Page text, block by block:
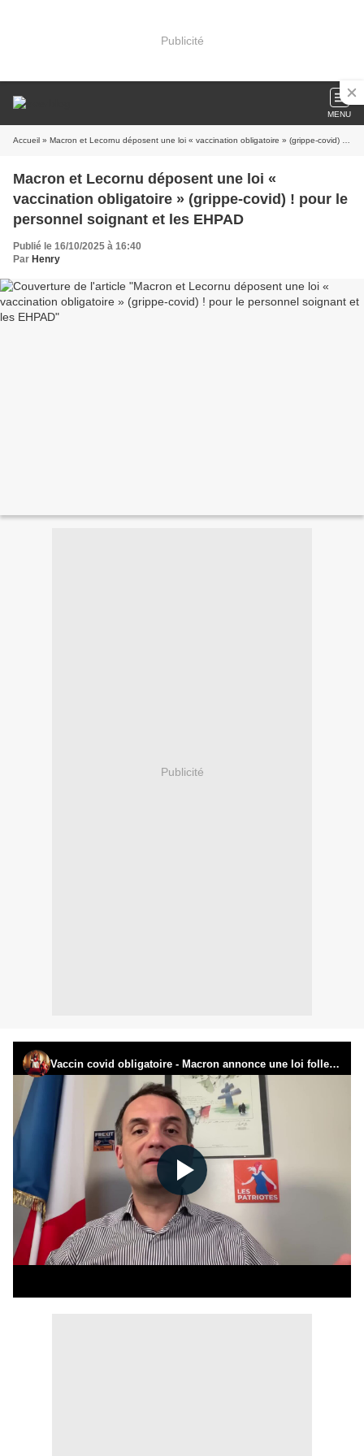
Publicité
MENU
Accueil » Macron et Lecornu déposent une loi « vaccination obligatoire » (grippe-covid) ! pour le personnel soignant et les EHPAD
Macron et Lecornu déposent une loi «
vaccination obligatoire » (grippe-covid) ! pour le
personnel soignant et les EHPAD
Publié le 16/10/2025 à 16:40
Par Henry
Publicité